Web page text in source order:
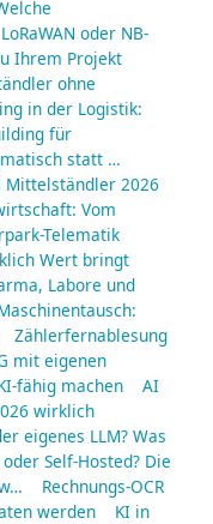
LoRaWAN oder NB-
Ihrem Projekt
ohne
in der Logistik:
für
statt …
Mittelständler 2026
Vom
Telematik
Wert bringt
Labore und
Zählerfernablesung
mit eigenen
fähig machen
AI
wirklich
eigenes LLM? Was
Self-Hosted? Die
Rechnungs-OCR
werden
KI in